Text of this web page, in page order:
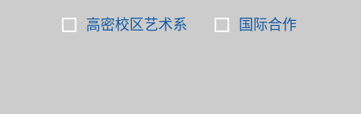
高密校区艺术系 国际合作